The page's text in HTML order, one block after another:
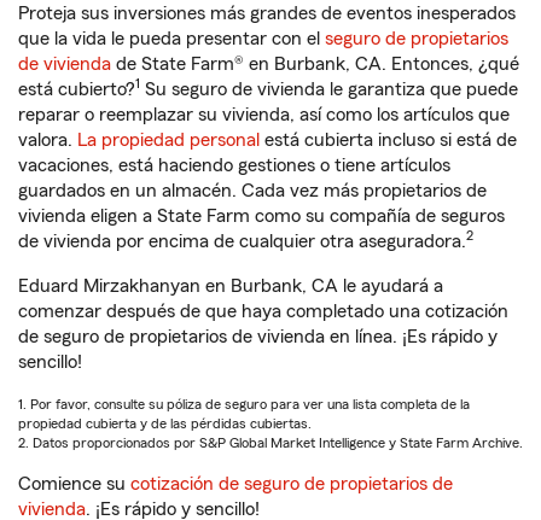
Proteja sus inversiones más grandes de eventos inesperados
que la vida le pueda presentar con el seguro de propietarios
de vivienda de State Farm® en Burbank, CA. Entonces, ¿qué
está cubierto?1 Su seguro de vivienda le garantiza que puede
reparar o reemplazar su vivienda, así como los artículos que
valora. La propiedad personal está cubierta incluso si está de
vacaciones, está haciendo gestiones o tiene artículos
guardados en un almacén. Cada vez más propietarios de
vivienda eligen a State Farm como su compañía de seguros
de vivienda por encima de cualquier otra aseguradora.2
Eduard Mirzakhanyan en Burbank, CA le ayudará a
comenzar después de que haya completado una cotización
de seguro de propietarios de vivienda en línea. ¡Es rápido y
sencillo!
1. Por favor, consulte su póliza de seguro para ver una lista completa de la
propiedad cubierta y de las pérdidas cubiertas.
2. Datos proporcionados por S&P Global Market Intelligence y State Farm Archive.
Comience su cotización de seguro de propietarios de
vivienda. ¡Es rápido y sencillo!